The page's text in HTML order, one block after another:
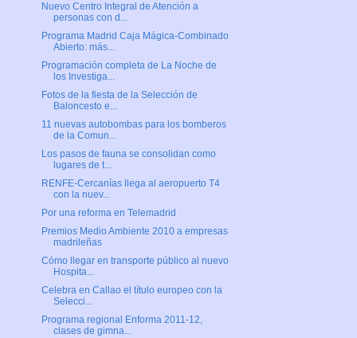
Nuevo Centro Integral de Atención a
personas con d...
Programa Madrid Caja Mágica-Combinado
Abierto: más...
Programación completa de La Noche de
los Investiga...
Fotos de la fiesta de la Selección de
Baloncesto e...
11 nuevas autobombas para los bomberos
de la Comun...
Los pasos de fauna se consolidan como
lugares de t...
RENFE-Cercanías llega al aeropuerto T4
con la nuev...
Por una reforma en Telemadrid
Premios Medio Ambiente 2010 a empresas
madrileñas
Cómo llegar en transporte público al nuevo
Hospita...
Celebra en Callao el título europeo con la
Selecci...
Programa regional Enforma 2011-12,
clases de gimna...